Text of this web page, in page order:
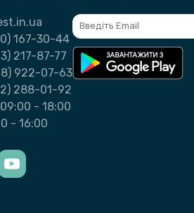
167-30-44
217-87-77
922-07-63
288-01-92
- 18:00
- 16:00